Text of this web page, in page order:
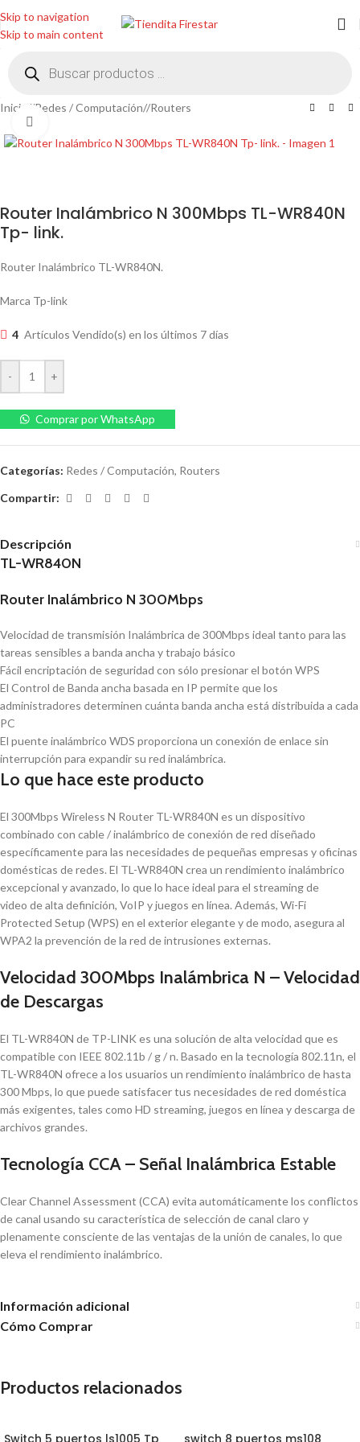
Skip to navigation
Skip to main content
Inicio Redes / Computación/ Routers
Router Inalámbrico N 300Mbps TL-WR840N
Tp- link.
Router Inalámbrico TL-WR840N.
Marca Tp-link
4 Artículos Vendido(s) en los últimos 7 días
- +
Comprar por WhatsApp
Categorías: Redes / Computación, Routers
Compartir:
Descripción
TL-WR840N
Router Inalámbrico N 300Mbps
Velocidad de transmisión Inalámbrica de 300Mbps ideal tanto para las
tareas sensibles a banda ancha y trabajo básico
Fácil encriptación de seguridad con sólo presionar el botón WPS
El Control de Banda ancha basada en IP permite que los
administradores determinen cuánta banda ancha está distribuida a cada
PC
El puente inalámbrico WDS proporciona un conexión de enlace sin
interrupción para expandir su red inalámbrica.
Lo que hace este producto
El 300Mbps Wireless N Router TL-WR840N es un dispositivo
combinado con cable / inalámbrico de conexión de red diseñado
específicamente para las necesidades de pequeñas empresas y oficinas
domésticas de redes. El TL-WR840N crea un rendimiento inalámbrico
excepcional y avanzado, lo que lo hace ideal para el streaming de
video de alta definición, VoIP y juegos en línea. Además, Wi-Fi
Protected Setup (WPS) en el exterior elegante y de modo, asegura al
WPA2 la prevención de la red de intrusiones externas.
Velocidad 300Mbps Inalámbrica N – Velocidad
de Descargas
El TL-WR840N de TP-LINK es una solución de alta velocidad que es
compatible con IEEE 802.11b / g / n. Basado en la tecnología 802.11n, el
TL-WR840N ofrece a los usuarios un rendimiento inalámbrico de hasta
300 Mbps, lo que puede satisfacer tus necesidades de red doméstica
más exigentes, tales como HD streaming, juegos en línea y descarga de
archivos grandes.
Tecnología CCA – Señal Inalámbrica Estable
Clear Channel Assessment (CCA) evita automáticamente los conflictos
de canal usando su característica de selección de canal claro y
plenamente consciente de las ventajas de la unión de canales, lo que
eleva el rendimiento inalámbrico.
Información adicional
Cómo Comprar
Productos relacionados
Switch 5 puertos ls1005 Tp switch 8 puertos ms108